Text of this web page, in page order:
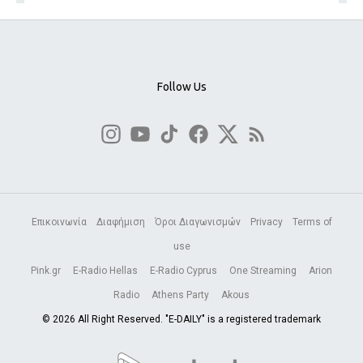
Follow Us
Επικοινωνία Διαφήμιση Όροι Διαγωνισμών Privacy Terms of
use
Pink.gr E-Radio Hellas E-Radio Cyprus One Streaming Arion
Radio Athens Party Akous
© 2026 All Right Reserved. "E-DAILY" is a registered trademark